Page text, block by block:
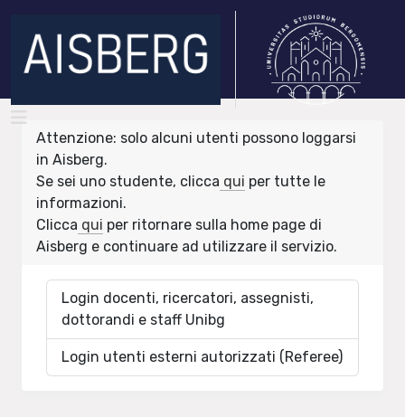
Attenzione: solo alcuni utenti possono loggarsi
in Aisberg.
Se sei uno studente, clicca qui per tutte le
informazioni.
Clicca qui per ritornare sulla home page di
Aisberg e continuare ad utilizzare il servizio.
Login docenti, ricercatori, assegnisti,
dottorandi e staff Unibg
Login utenti esterni autorizzati (Referee)